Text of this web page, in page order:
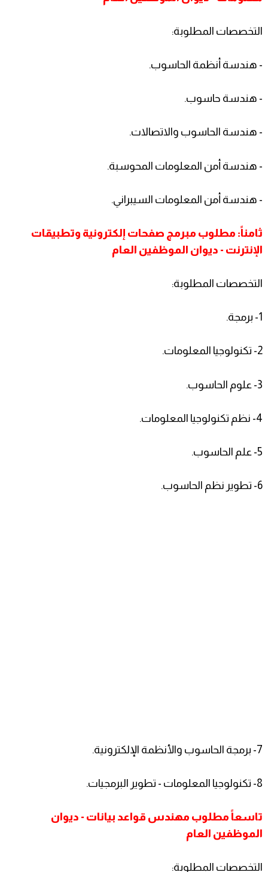
التخصصات المطلوبة:
- هندسة أنظمة الحاسوب.
- هندسة حاسوب.
- هندسة الحاسوب والاتصالات.
- هندسة أمن المعلومات المحوسبة.
- هندسة أمن المعلومات السيبراني.
ثامناً: مطلوب مبرمج صفحات إلكترونية وتطبيقات
الإنترنت - ديوان الموظفين العام
التخصصات المطلوبة:
1- برمجة.
2- تكنولوجيا المعلومات.
3- علوم الحاسوب.
4- نظم تكنولوجيا المعلومات.
5- علم الحاسوب.
6- تطوير نظم الحاسوب.
7- برمجة الحاسوب والأنظمة الإلكترونية.
8- تكنولوجيا المعلومات - تطوير البرمجيات.
تاسعاً مطلوب مهندس قواعد بيانات - ديوان
الموظفين العام
التخصصات المطلوبة: